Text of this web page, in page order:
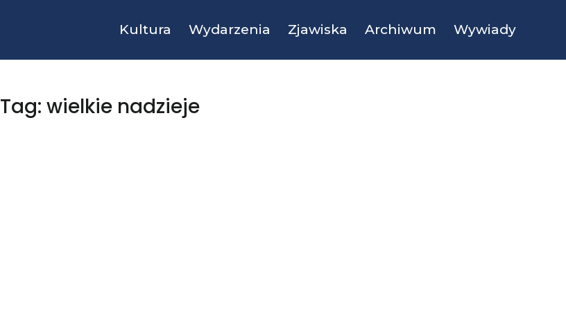
Kultura Wydarzenia Zjawiska Archiwum Wywiady
Tag: wielkie nadzieje